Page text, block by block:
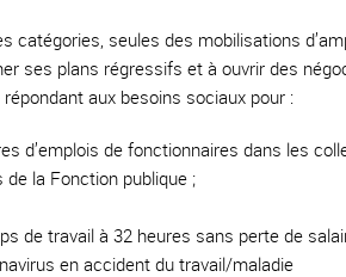
seules des mobilisations
ses plans régressifs et à ouvrir des
aux besoins sociaux pour :
d’emplois de fonctionnaires dans les
la Fonction publique ;
de travail à 32 heures sans perte de
en accident du travail/maladie